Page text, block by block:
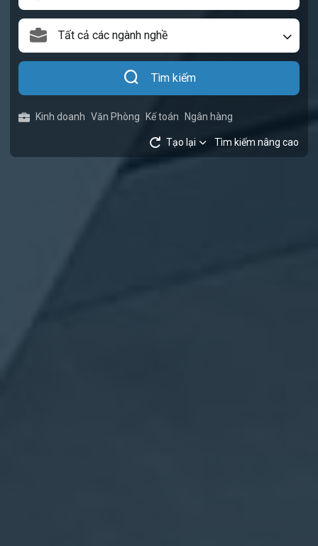
Tất cả các ngành nghề
Tìm kiếm
Kinh doanh Văn Phòng Kế toán Ngân hàng
Tạo lại Tìm kiếm nâng cao